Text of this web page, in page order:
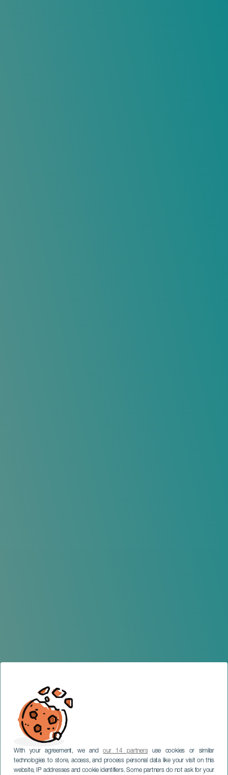
With your agreement, we andour 14 partnersuse cookies or similar
technologies to store, access, and process personal data like your visit on this
website, IP addresses and cookie identifiers. Some partners do not ask for your